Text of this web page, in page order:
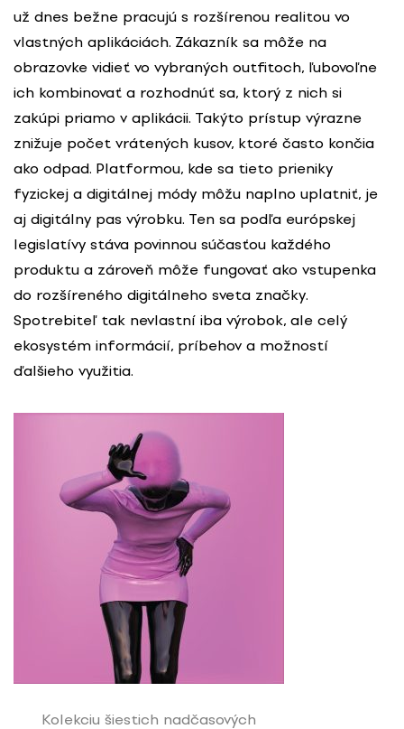
už dnes bežne pracujú s rozšírenou realitou vo
vlastných aplikáciách. Zákazník sa môže na
obrazovke vidieť vo vybraných outfitoch, ľubovoľne
ich kombinovať a rozhodnúť sa, ktorý z nich si
zakúpi priamo v aplikácii. Takýto prístup výrazne
znižuje počet vrátených kusov, ktoré často končia
ako odpad. Platformou, kde sa tieto prieniky
fyzickej a digitálnej módy môžu naplno uplatniť, je
aj digitálny pas výrobku. Ten sa podľa európskej
legislatívy stáva povinnou súčasťou každého
produktu a zároveň môže fungovať ako vstupenka
do rozšíreného digitálneho sveta značky.
Spotrebiteľ tak nevlastní iba výrobok, ale celý
ekosystém informácií, príbehov a možností
ďalšieho využitia.
Kolekciu šiestich nadčasových